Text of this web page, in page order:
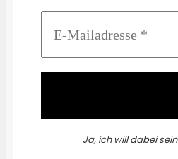
Ja, ich will dabei